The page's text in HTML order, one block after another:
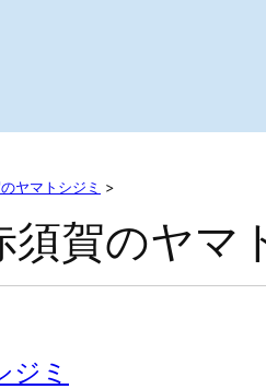
ヤマトシジミ >
須賀のヤマ
ジミ